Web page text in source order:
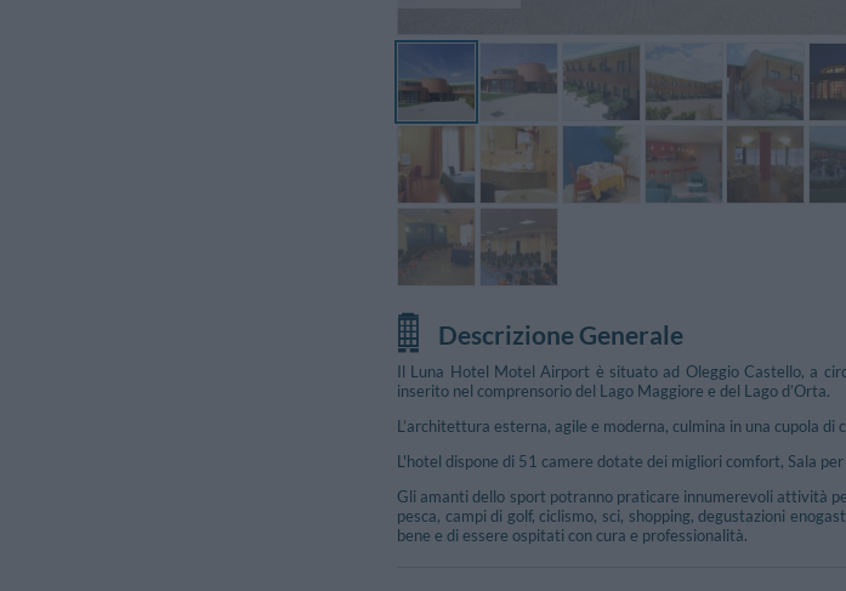
Descrizione Generale
Il Luna Hotel Motel Airport è situato ad Oleggio Castello, a
inserito nel comprensorio del Lago Maggiore e del Lago d’Orta.
L’architettura esterna, agile e moderna, culmina in una cupola
L'hotel dispone di 51 camere dotate dei migliori comfort, Sala
Gli amanti dello sport potranno praticare innumerevoli attività
pesca, campi di golf, ciclismo, sci, shopping, degustazioni
bene e di essere ospitati con cura e professionalità.